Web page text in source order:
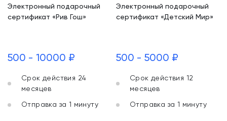
Электронный подарочный
сертификат «Рив Гош»
500 - 10000 ₽
Срок действия 24
месяцев
Отправка за 1 минуту
Электронный подарочный
сертификат «Детский Мир»
500 - 5000 ₽
Срок действия 12
месяцев
Отправка за 1 минуту